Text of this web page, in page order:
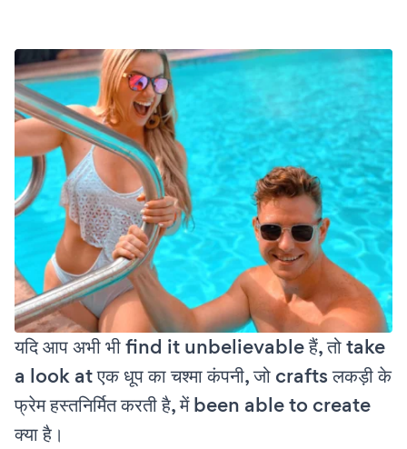
यदि आप अभी भी find it unbelievable हैं, तो take
a look at एक धूप का चश्मा कंपनी, जो crafts लकड़ी के
फ्रेम हस्तनिर्मित करती है, में been able to create
क्या है।